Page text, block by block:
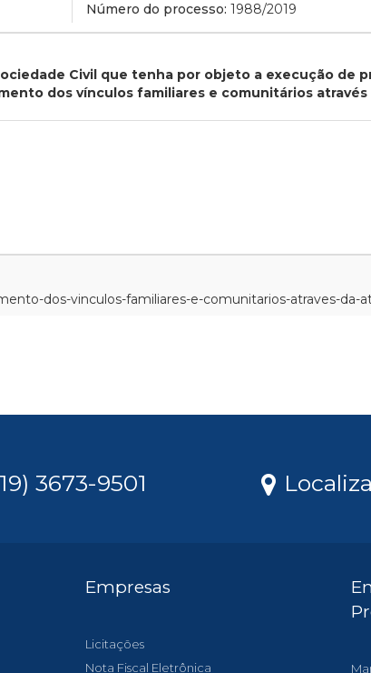
Número do processo: 1988/2019
Civil que tenha por objeto a execução de
dos vínculos familiares e comunitários através
dos-vinculos-familiares-e-comunitarios-atraves-da-
3673-9501
Empresas
Licitações
Nota Fiscal Eletrônica